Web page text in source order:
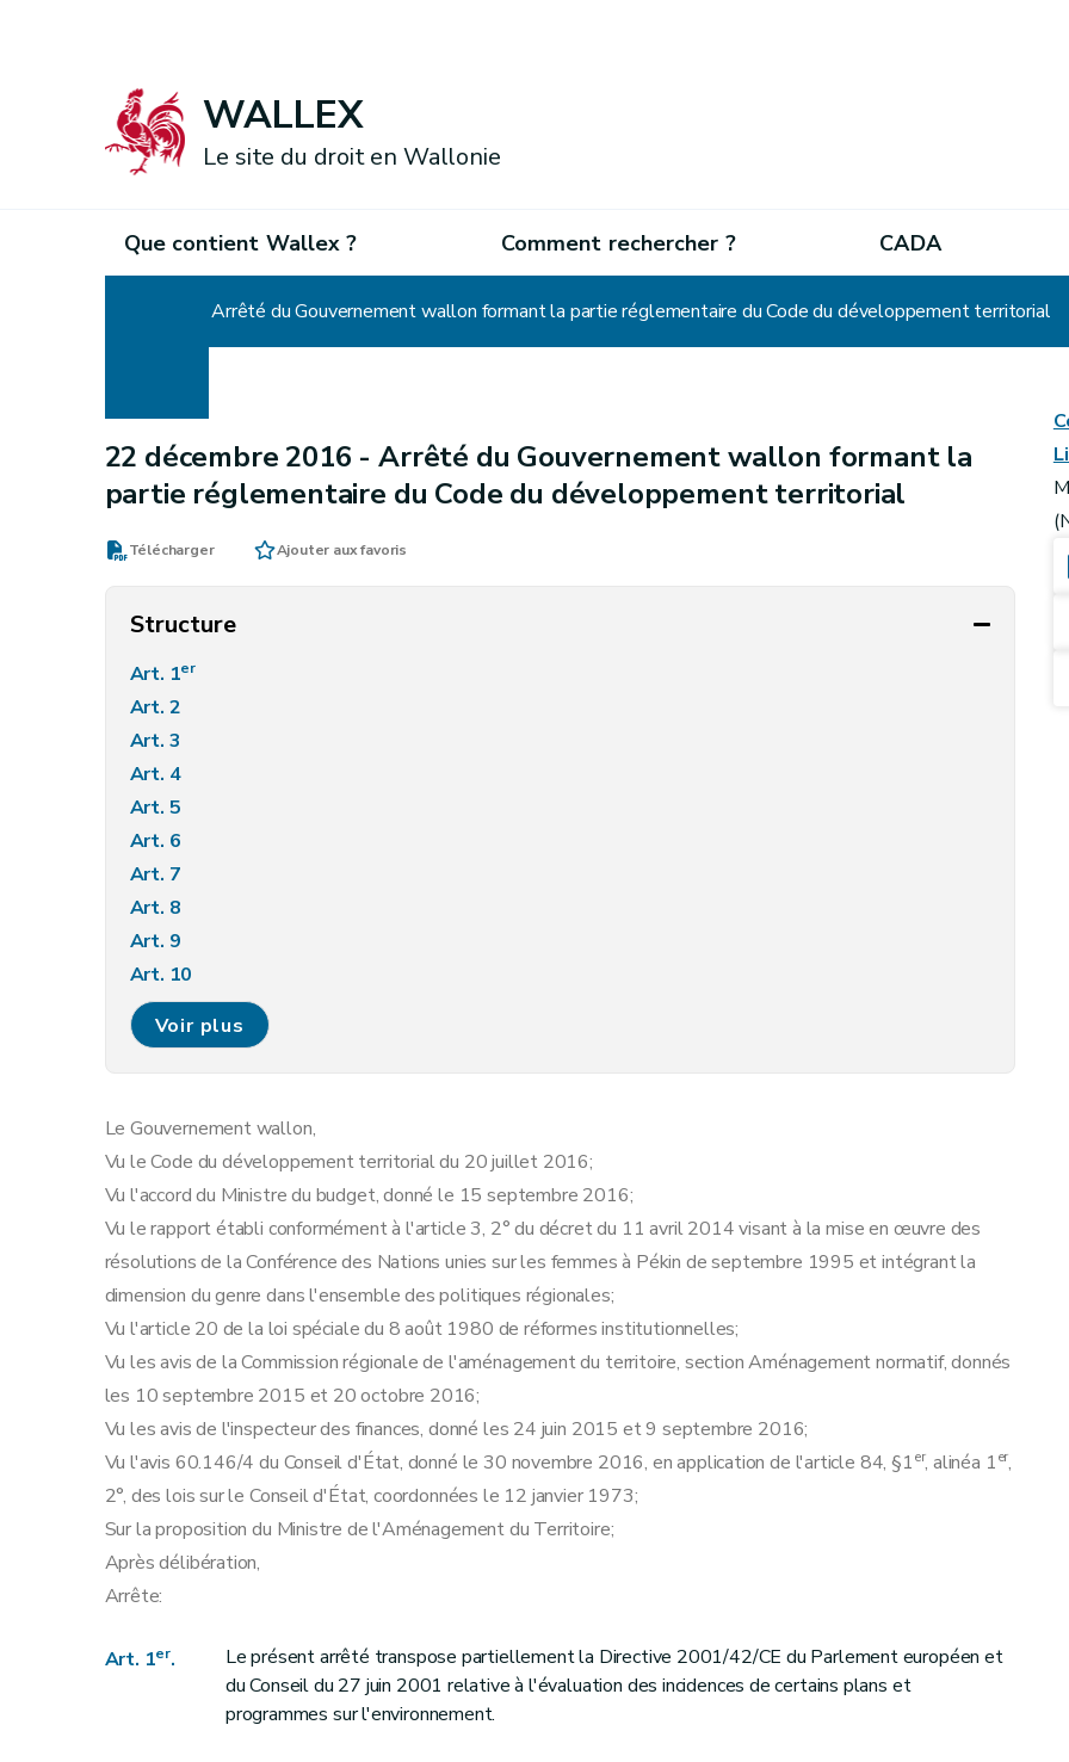
WALLEX
Le site du droit en Wallonie
Que contient Wallex ? Comment rechercher ? CADA
Arrêté du Gouvernement wallon formant la partie réglementaire du Code du développement territorial
22 décembre 2016 -Arrêté du Gouvernement wallon formant la
partie réglementaire du Code du développement territorial
Télécharger Ajouter aux favoris
Structure
Art. 1er
Art. 2
Art. 3
Art. 4
Art. 5
Art. 6
Art. 7
Art. 8
Art. 9
Art. 10
Art. 11
Art. 12
Art. 15
Art. 16
Art. 17
Art. 18
Art. 19
Art. 20
Art. 21
Art. 22
Art. 23
Art. 24
Art. 25
Art. 26
Art. 27
Art. 28
Art. 29
Voir plus
Le Gouvernement wallon,
Vu le Code du développement territorial du 20 juillet 2016;
Vu l'accord du Ministre du budget, donné le 15 septembre 2016;
Vu le rapport établi conformément à l'article 3, 2° du décret du 11 avril 2014 visant à la mise en œuvre des
résolutions de la Conférence des Nations unies sur les femmes à Pékin de septembre 1995 et intégrant la
dimension du genre dans l'ensemble des politiques régionales;
Vu l'article 20 de la loi spéciale du 8 août 1980 de réformes institutionnelles;
Vu les avis de la Commission régionale de l'aménagement du territoire, section Aménagement normatif, donnés
les 10 septembre 2015 et 20 octobre 2016;
Vu les avis de l'inspecteur des finances, donné les 24 juin 2015 et 9 septembre 2016;
Vu l'avis 60.146/4 du Conseil d'État, donné le 30 novembre 2016, en application de l'article 84, §1er, alinéa 1er,
2°, des lois sur le Conseil d'État, coordonnées le 12 janvier 1973;
Sur la proposition du Ministre de l'Aménagement du Territoire;
Après délibération,
Arrête:
Art. 1er.
Le présent arrêté transpose partiellement la Directive 2001/42/CE du Parlement européen et
du Conseil du 27 juin 2001 relative à l'évaluation des incidences de certains plans et
programmes sur l'environnement.